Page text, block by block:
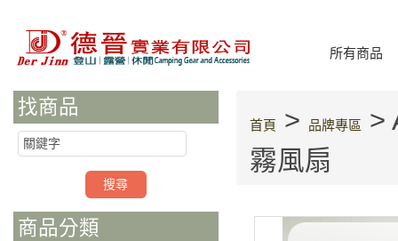
所有商品
找商品
商品分類
首頁 > 品牌專區
>
霧風扇